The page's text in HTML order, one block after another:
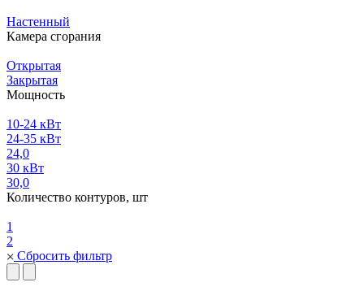
Настенный
Камера сгорания
Открытая
Закрытая
Мощность
10-24 кВт
24-35 кВт
24,0
30 кВт
30,0
Количество контуров, шт
1
2
Сбросить фильтр